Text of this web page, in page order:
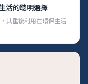
活的聰明選擇
其重複利用在環保生活